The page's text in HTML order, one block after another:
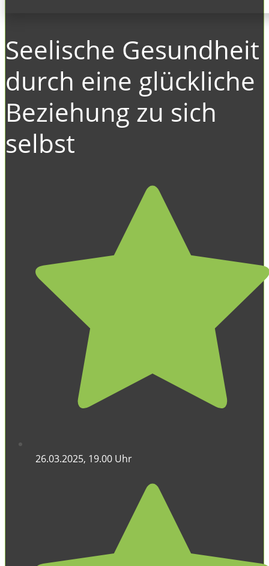
Seelische Gesundheit
durch eine glückliche
Beziehung zu sich
selbst
26.03.2025, 19.00 Uhr